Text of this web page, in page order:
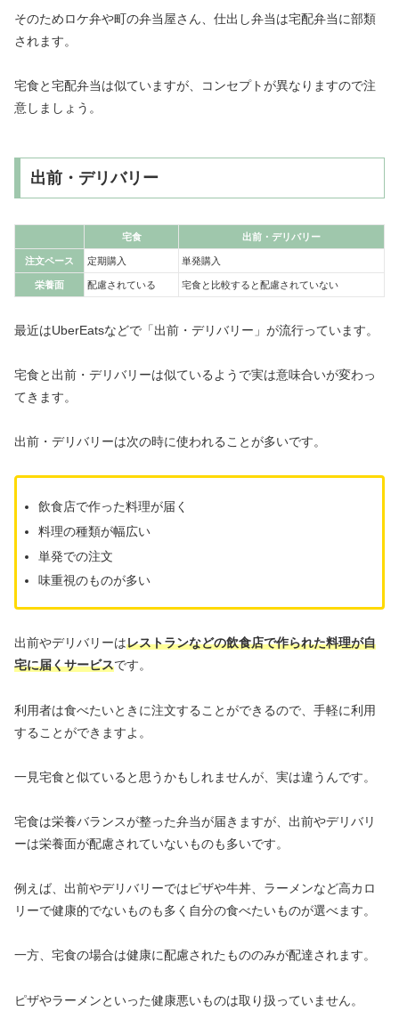
そのためロケ弁や町の弁当屋さん、仕出し弁当は宅配弁当に部類
されます。
宅食と宅配弁当は似ていますが、コンセプトが異なりますので注
意しましょう。
出前・デリバリー
宅食 出前・デリバリー
注文ペース 定期購入 単発購入
栄養面 配慮されている 宅食と比較すると配慮されていない
最近はUberEatsなどで「出前・デリバリー」が流行っています。
宅食と出前・デリバリーは似ているようで実は意味合いが変わっ
てきます。
出前・デリバリーは次の時に使われることが多いです。
飲食店で作った料理が届く
料理の種類が幅広い
単発での注文
味重視のものが多い
出前やデリバリーはレストランなどの飲食店で作られた料理が自
宅に届くサービスです。
利用者は食べたいときに注文することができるので、手軽に利用
することができますよ。
一見宅食と似ていると思うかもしれませんが、実は違うんです。
宅食は栄養バランスが整った弁当が届きますが、出前やデリバリ
ーは栄養面が配慮されていないものも多いです。
例えば、出前やデリバリーではピザや牛丼、ラーメンなど高カロ
リーで健康的でないものも多く自分の食べたいものが選べます。
一方、宅食の場合は健康に配慮されたもののみが配達されます。
ピザやラーメンといった健康悪いものは取り扱っていません。